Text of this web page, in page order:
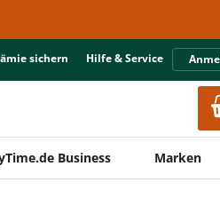
sichern Hilfe & Service
Business Marken